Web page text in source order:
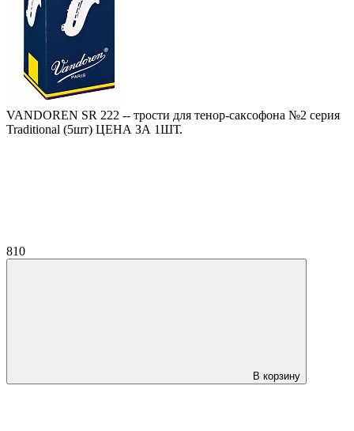
VANDOREN SR 222 -- трости для тенор-саксофона №2 серия
Traditional (5шт) ЦЕНА ЗА 1ШТ.
810
В корзину